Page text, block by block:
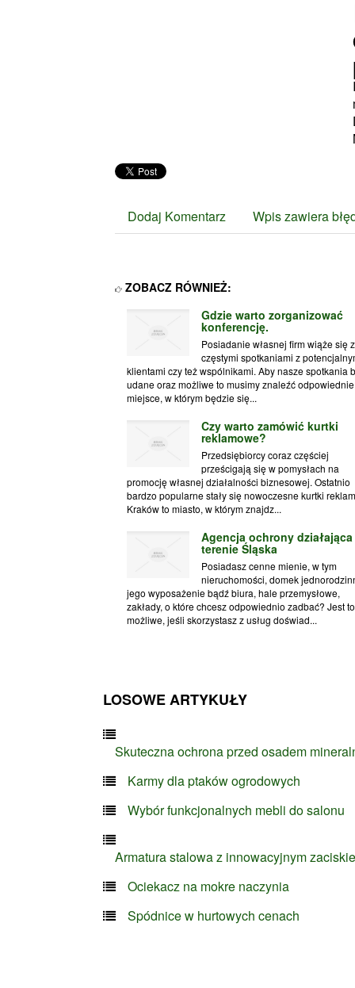
Dodaj Komentarz Wpis zawiera
ZOBACZ RÓWNIEŻ:
Gdzie warto zorganizować
konferencję.
Posiadanie własnej firm wiąże się z
częstymi spotkaniami z
klientami czy też wspólnikami. Aby nasze spotkania
udane oraz możliwe to musimy znaleźć odpowiednie
miejsce, w którym będzie się...
Czy warto zamówić kurtki
reklamowe?
Przedsiębiorcy coraz częściej
prześcigają się w pomysłach na
promocję własnej działalności biznesowej. Ostatnio
bardzo popularne stały się nowoczesne kurtki
Kraków to miasto, w którym znajdz...
Agencja ochrony
terenie Śląska
Posiadasz cenne mienie, w tym
nieruchomości, domek
jego wyposażenie bądź biura, hale przemysłowe,
zakłady, o które chcesz odpowiednio zadbać? Jest to
możliwe, jeśli skorzystasz z usług doświad...
LOSOWE ARTYKUŁY
Skuteczna ochrona przed osadem
Karmy dla ptaków ogrodowych
Wybór funkcjonalnych mebli do salonu
Armatura stalowa z innowacyjnym
Ociekacz na mokre naczynia
Spódnice w hurtowych cenach